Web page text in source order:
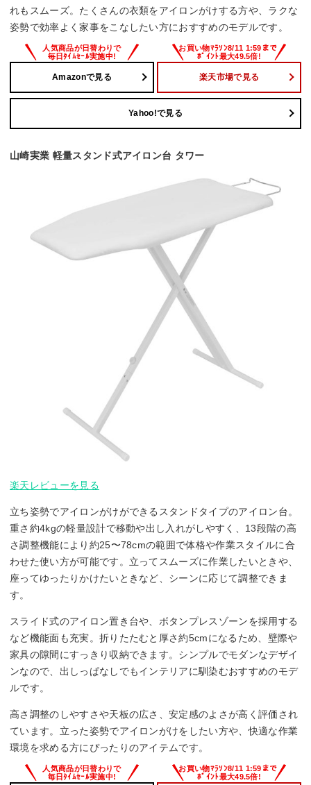
れもスムーズ。たくさんの衣類をアイロンがけする方や、ラクな
姿勢で効率よく家事をこなしたい方におすすめのモデルです。
Amazonで見る 楽天市場で見る
Yahoo!で見る
山崎実業 軽量スタンド式アイロン台 タワー
楽天レビューを見る
立ち姿勢でアイロンがけができるスタンドタイプのアイロン台。
重さ約4kgの軽量設計で移動や出し入れがしやすく、13段階の高
さ調整機能により約25〜78cmの範囲で体格や作業スタイルに合
わせた使い方が可能です。立ってスムーズに作業したいときや、
座ってゆったりかけたいときなど、シーンに応じて調整できま
す。
スライド式のアイロン置き台や、ボタンプレスゾーンを採用する
など機能面も充実。折りたたむと厚さ約5cmになるため、壁際や
家具の隙間にすっきり収納できます。シンプルでモダンなデザイ
ンなので、出しっぱなしでもインテリアに馴染むおすすめのモデ
ルです。
高さ調整のしやすさや天板の広さ、安定感のよさが高く評価され
ています。立った姿勢でアイロンがけをしたい方や、快適な作業
環境を求める方にぴったりのアイテムです。